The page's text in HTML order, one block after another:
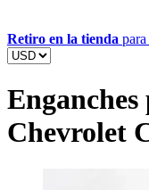
Retiro en la tienda
Chevrolet